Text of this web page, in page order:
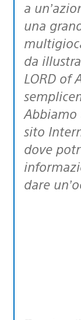
a
una
da
LORD of
Abbiamo
sito
dove
dare